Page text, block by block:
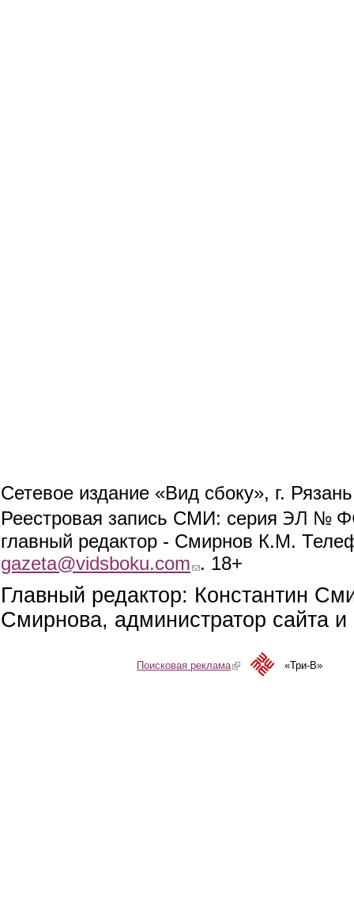
Сетевое издание «Вид сбоку», г.
Реестровая запись СМИ: серия ЭЛ №
главный редактор - Смирнов К.М.
gazeta@vidsboku.com (link sends e-mail)
. 18+
Главный редактор: Константин
Смирнова, администратор сайта
Поисковая реклама(link is external)«Три-В»